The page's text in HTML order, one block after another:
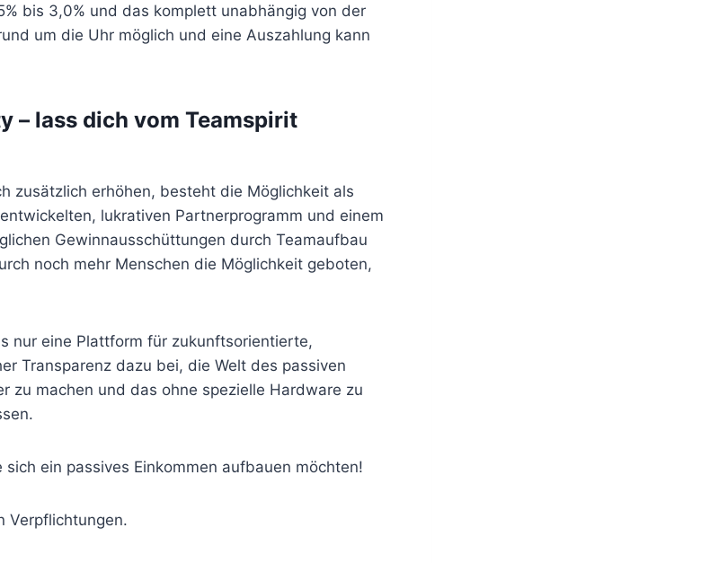
bis 3,0% und das komplett unabhängig von der
um die Uhr möglich und eine Auszahlung kann
– lass dich vom Teamspirit
zusätzlich erhöhen, besteht die Möglichkeit als
lukrativen Partnerprogramm und einem
Gewinnausschüttungen durch Teamaufbau
noch mehr Menschen die Möglichkeit geboten,
nur eine Plattform für zukunftsorientierte,
Transparenz dazu bei, die Welt des passiven
zu machen und das ohne spezielle Hardware zu
ein passives Einkommen aufbauen möchten!
Verpflichtungen.